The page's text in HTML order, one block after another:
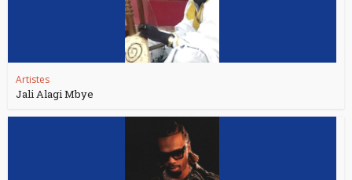
Artistes
Jali Alagi Mbye